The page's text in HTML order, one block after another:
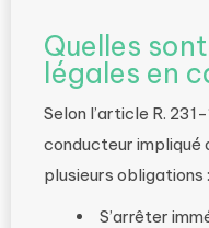
Quelles
légales en
Selon l’article R.
conducteur impliqué
plusieurs obligations :
S’arrêter